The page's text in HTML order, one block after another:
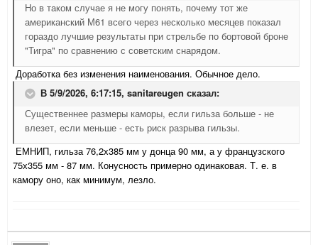
Но в таком случае я не могу понять, почему тот же
американский М61 всего через несколько месяцев показал
гораздо лучшие результаты при стрельбе по бортовой броне
"Тигра" по сравнению с советским снарядом.
Доработка без изменения наименования. Обычное дело.
В 5/9/2026, 6:17:15, sanitareugen сказал:
Существеннее размеры каморы, если гильза больше - не
влезет, если меньше - есть риск разрыва гильзы.
ЕМНИП, гильза 76,2х385 мм у донца 90 мм, а у французского
75х355 мм - 87 мм. Конусность примерно одинаковая. Т. е. в
камору оно, как минимум, лезло.